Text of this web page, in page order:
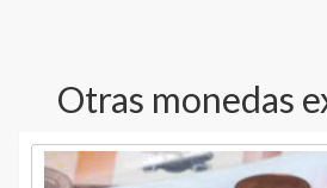
Otras monedas